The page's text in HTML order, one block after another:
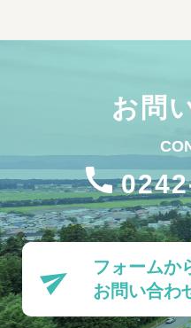
お問
フォームか
お問い合わ